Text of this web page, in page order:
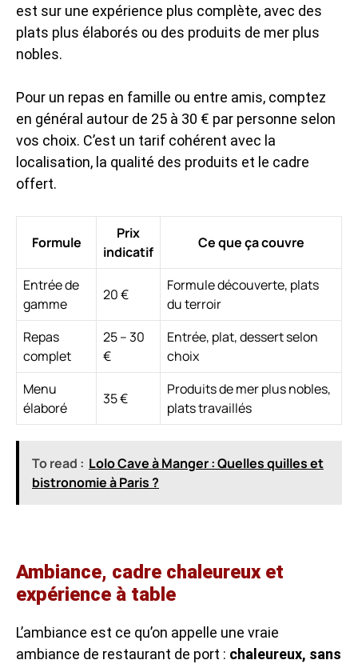
est sur une expérience plus complète, avec des
plats plus élaborés ou des produits de mer plus
nobles.
Pour un repas en famille ou entre amis, comptez
en général autour de 25 à 30 € par personne selon
vos choix. C’est un tarif cohérent avec la
localisation, la qualité des produits et le cadre
offert.
Formule
Prix
indicatif
Ce que ça couvre
Entrée de
gamme
20 €
Formule découverte, plats
du terroir
Repas
complet
25 – 30
€
Entrée, plat, dessert selon
choix
Menu
élaboré
35 €
Produits de mer plus nobles,
plats travaillés
To read : Lolo Cave à Manger : Quelles quilles et
bistronomie à Paris ?
Ambiance, cadre chaleureux et
expérience à table
L’ambiance est ce qu’on appelle une vraie
ambiance de restaurant de port : chaleureux, sans